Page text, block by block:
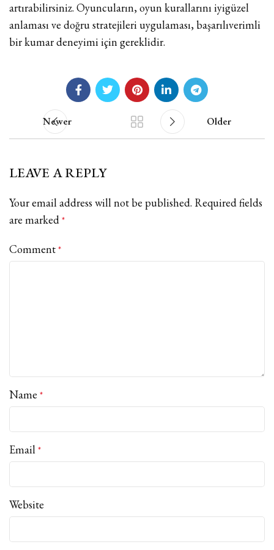
artırabilirsiniz. Oyuncuların, oyun kurallarını iyigüzel
anlaması ve doğru stratejileri uygulaması, başarılıverimli
bir kumar deneyimi için gereklidir.
Newer Older
LEAVE A REPLY
Your email address will not be published. Required fields
are marked*
Comment*
Name *
Email*
Website